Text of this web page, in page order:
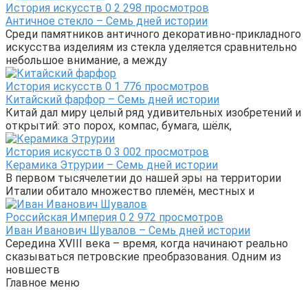
История искусств 0 2 298 просмотров
Античное стекло – Семь дней истории
Среди памятников античного декоративно-прикладного
искусства изделиям из стекла уделяется сравнительно
небольшое внимание, а между
История искусств 0 1 776 просмотров
Китайский фарфор – Семь дней истории
Китай дал миру целый ряд удивительных изобретений и
открытий: это порох, компас, бумага, шёлк,
История искусств 0 3 002 просмотров
Керамика Этрурии – Семь дней истории
В первом тысячелетии до нашей эры на территории
Италии обитало множество племён, местных и
Российская Империя 0 2 972 просмотров
Иван Иванович Шувалов – Семь дней истории
Середина XVIII века – время, когда начинают реально
сказываться петровские преобразования. Одним из
новшеств
Главное меню